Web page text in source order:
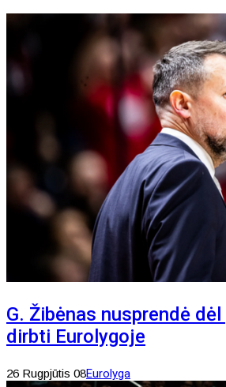
G. Žibėnas nusprendė
dirbti Eurolygoje
26 Rugpjūtis 08Eurolyga